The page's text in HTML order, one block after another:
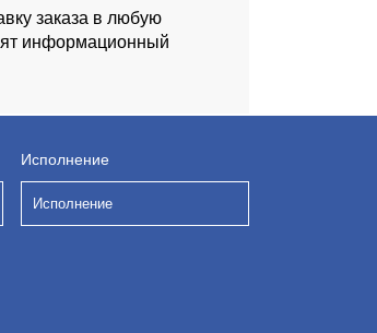
заказа в любую
информационный
Исполнение
Исполнение